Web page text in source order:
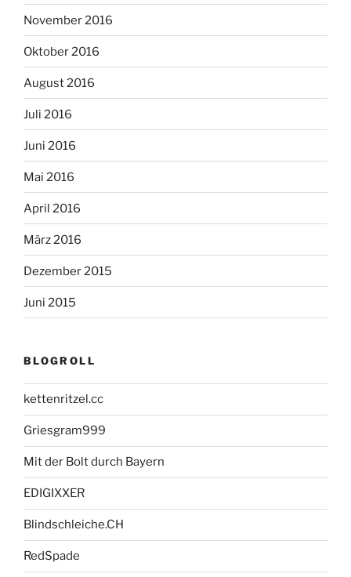
November 2016
Oktober 2016
August 2016
Juli 2016
Juni 2016
Mai 2016
April 2016
März 2016
Dezember 2015
Juni 2015
BLOGROLL
kettenritzel.cc
Griesgram999
Mit der Bolt durch Bayern
EDIGIXXER
Blindschleiche.CH
RedSpade